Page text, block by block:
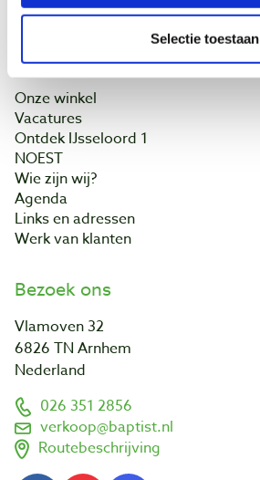
Selectie toestaan
Contact
Baptist Arnhem
Onze winkel
Vacatures
Ontdek IJsseloord 1
NOEST
Wie zijn wij?
Agenda
Links en adressen
Werk van klanten
Bezoek ons
Vlamoven 32
6826 TN Arnhem
Nederland
026 351 2856
verkoop@baptist.nl
Routebeschrijving